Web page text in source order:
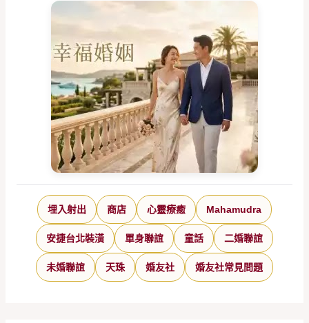
埋入射出 商店 心靈療癒 Mahamudra
安捷台北裝潢 單身聯誼 童話 二婚聯誼
未婚聯誼 天珠 婚友社 婚友社常見問題